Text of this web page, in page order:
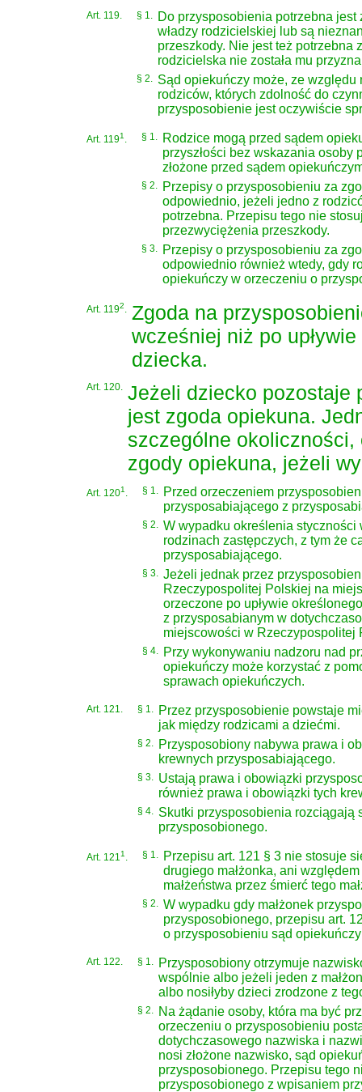
Art. 119. § 1. Do przysposobienia potrzebna
władzy rodzicielskiej lub są
przeszkody. Nie jest też potrzebna
rodzicielska nie została mu
§ 2. Sąd opiekuńczy może, ze
rodziców, których zdolność do
przysposobienie jest oczywiście
Art. 1191 . § 1. Rodzice mogą przed sądem
przyszłości bez wskazania osoby
złożone przed sądem
§ 2. Przepisy o przysposobieniu za
odpowiednio, jeżeli jedno z
potrzebna. Przepisu tego nie
przezwyciężenia przeszkody.
§ 3. Przepisy o przysposobieniu za
odpowiednio również wtedy, gdy
opiekuńczy w orzeczeniu o
Art. 1192. Zgoda na
wcześniej niż po
dziecka.
Art. 120. Jeżeli dziecko pozostaje
jest zgoda opiekuna.
szczególne
zgody opiekuna, jeżeli
Art. 1201 . § 1. Przed orzeczeniem
przysposabiającego z
§ 2. W wypadku określenia
rodzinach zastępczych, z tym że
przysposabiającego.
§ 3. Jeżeli jednak przez
Rzeczypospolitej Polskiej na
orzeczone po upływie
z przysposabianym w
miejscowości w Rzeczypospolitej
§ 4. Przy wykonywaniu nadzoru nad
opiekuńczy może korzystać z
sprawach opiekuńczych.
Art. 121. § 1. Przez przysposobienie powstaje
jak między rodzicami a dziećmi.
§ 2. Przysposobiony nabywa prawa i
krewnych przysposabiającego.
§ 3. Ustają prawa i obowiązki
również prawa i obowiązki tych
§ 4. Skutki przysposobienia rozciągają
przysposobionego.
Art. 1211 . § 1. Przepisu art. 121 § 3 nie stosuje
drugiego małżonka, ani
małżeństwa przez śmierć tego
§ 2. W wypadku gdy małżonek
przysposobionego, przepisu art.
o przysposobieniu sąd
Art. 122. § 1. Przysposobiony otrzymuje
wspólnie albo jeżeli jeden z
albo nosiłyby dzieci zrodzone z
§ 2. Na żądanie osoby, która ma być
orzeczeniu o przysposobieniu
dotychczasowego nazwiska i
nosi złożone nazwisko, sąd
przysposobionego. Przepisu tego
przysposobionego z wpisaniem